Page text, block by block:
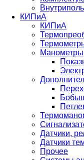
КИПиА
КИПиА
Манометры
Датчики,
Датчики
Прочее